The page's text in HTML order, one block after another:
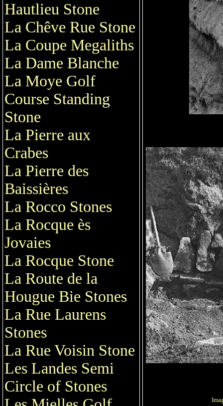
Hautlieu Stone
La Chêve Rue Stone
La Coupe Megaliths
La Dame Blanche
La Moye Golf
Course Standing
Stone
La Pierre aux
Crabes
La Pierre des
Baissières
La Rocco Stones
La Rocque ès
Jovaies
La Rocque Stone
La Route de la
Hougue Bie Stones
La Rue Laurens
Stones
La Rue Voisin Stone
Les Landes Semi
Circle of Stones